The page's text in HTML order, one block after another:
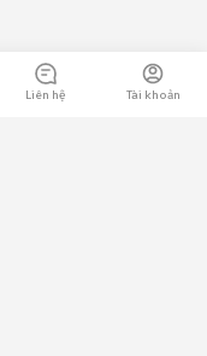
Liên hệ Tài khoản